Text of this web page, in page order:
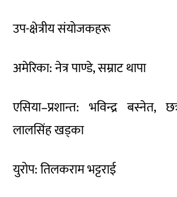
उप-क्षेत्रीय संयोजकहरू
अमेरिका: नेत्र पाण्डे, सम्राट थापा
एसिया–प्रशान्त: भविन्द्र बस्नेत,
लालसिंह खड्का
युरोप: तिलकराम भट्टराई